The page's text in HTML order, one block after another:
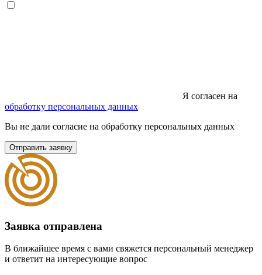
Я согласен на
обработку персональных данных
Вы не дали согласие на обработку персональных данных
Отправить заявку
Заявка отправлена
В ближайшее время с вами свяжется персональный менеджер
и ответит на интересующие вопрос